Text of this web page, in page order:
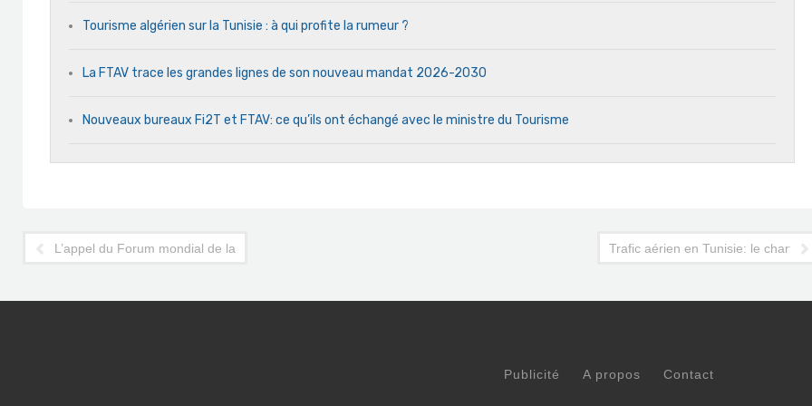
Tourisme algérien sur la Tunisie : à qui profite la rumeur ?
La FTAV trace les grandes lignes de son nouveau mandat 2026-2030
Nouveaux bureaux Fi2T et FTAV: ce qu’ils ont échangé avec le ministre du Tourisme
L’appel du Forum mondial de la Mer de Bizerte pour un tourisme éco-responsable Trafic aérien en Tunisie: le charter
Publicité A propos Contact